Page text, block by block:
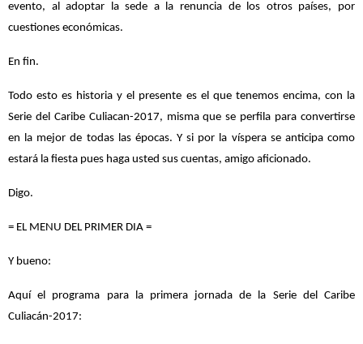
evento, al adoptar la sede a la renuncia de los otros países, por
cuestiones económicas.
En fin.
Todo esto es historia y el presente es el que tenemos encima, con la
Serie del Caribe Culiacan-2017, misma que se perfila para convertirse
en la mejor de todas las épocas. Y si por la víspera se anticipa como
estará la fiesta pues haga usted sus cuentas, amigo aficionado.
Digo.
= EL MENU DEL PRIMER DIA =
Y bueno:
Aquí el programa para la primera jornada de la Serie del Caribe
Culiacán-2017: